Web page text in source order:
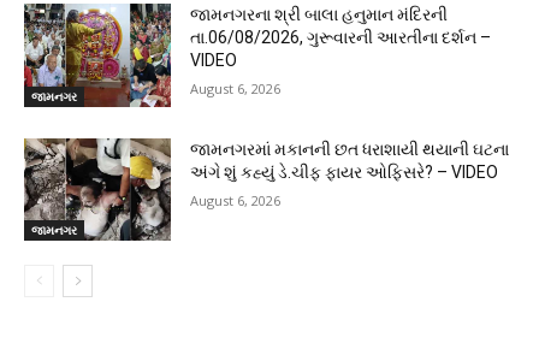
જામનગર
જામનગરના શ્રી બાલા હનુમાન મંદિરની
તા.06/08/2026, ગુરૂવારની આરતીના દર્શન –
VIDEO
August 6, 2026
જામનગર
જામનગરમાં મકાનની છત ધરાશાયી થયાની ઘટના
અંગે શું કહ્યું ડે.ચીફ ફાયર ઓફિસરે? – VIDEO
August 6, 2026